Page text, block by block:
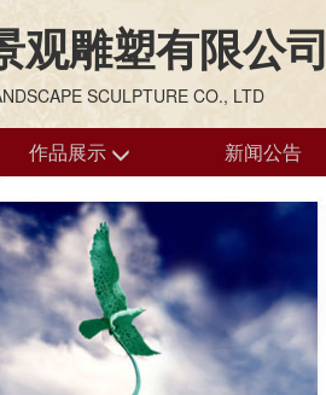
观雕塑有限公司
SCULPTURE CO., LTD
作品展示 新闻公告